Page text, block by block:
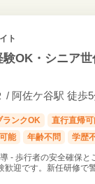
ト
OK・シニア世
/ 阿佐ケ谷駅 徒歩5
ランクOK 直行直帰可
能 年齢不問 学歴
- 歩行者の安全確保
迎です。新任研修で